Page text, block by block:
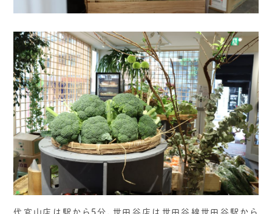
代官山店は駅から5分、世田谷店は世田谷線世田谷駅から